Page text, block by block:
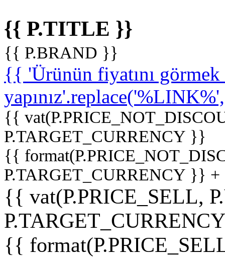
{{ P.TITLE }}
{{ P.BRAND }}
{{ 'Ürünün fiyatını
{{
P.TARGET_CURRENCY }}
{{
P.TARGET_CURRENCY }}
{{ vat(P.PRICE_SELL,
{{